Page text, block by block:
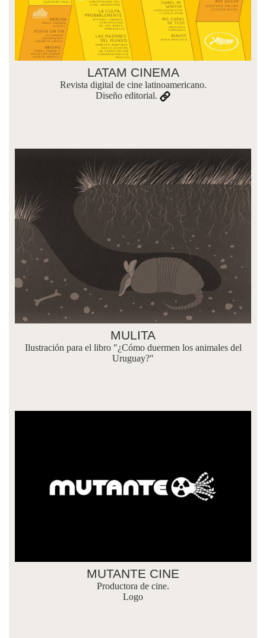
LATAM CINEMA
Revista digital de cine latinoamericano.
Diseño editorial.
MULITA
Ilustración para el libro "¿Cómo duermen los animales del
Uruguay?"
MUTANTE CINE
Productora de cine.
Logo